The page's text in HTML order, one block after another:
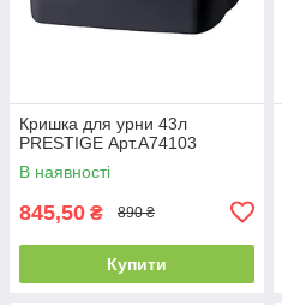
Кришка для урни 43л
PRESTIGE Арт.A74103
В наявності
845,50 ₴ 890 ₴
Купити